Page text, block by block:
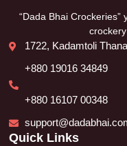
“Dada Bhai
1722, Kadamtoli
+880 19016 34849
+880 16107 00348
Quick Links